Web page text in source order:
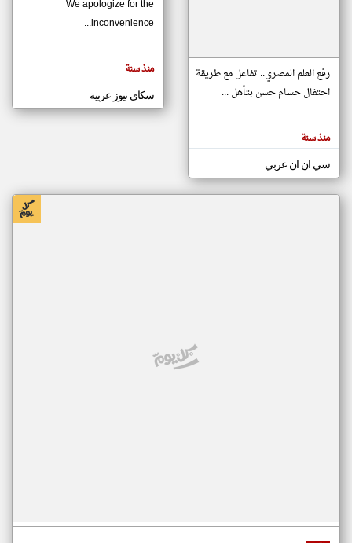
مصادر الأخبار من موريتانيا
اخبار موريتانيا على مدار الساعة
أهم اخبار موريتانيا العاجلة والمباشرة
المقالات
الموجوده
هنا عن
رفع العلم المصري.. تفاعل مع طريقة
احتفال حسام حسن بتأهل ...
منذ سنة
سي ان ان عربي
We apologize for the
inconvenience...
منذ سنة
سكاي نيوز عربية
klyoum.com